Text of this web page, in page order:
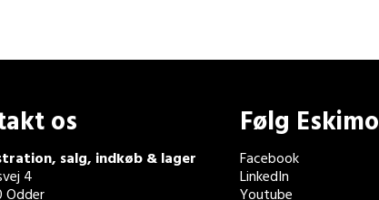
os
salg, indkøb & lager
4
Odder
Følg Eskimo
Facebook
LinkedIn
Youtube